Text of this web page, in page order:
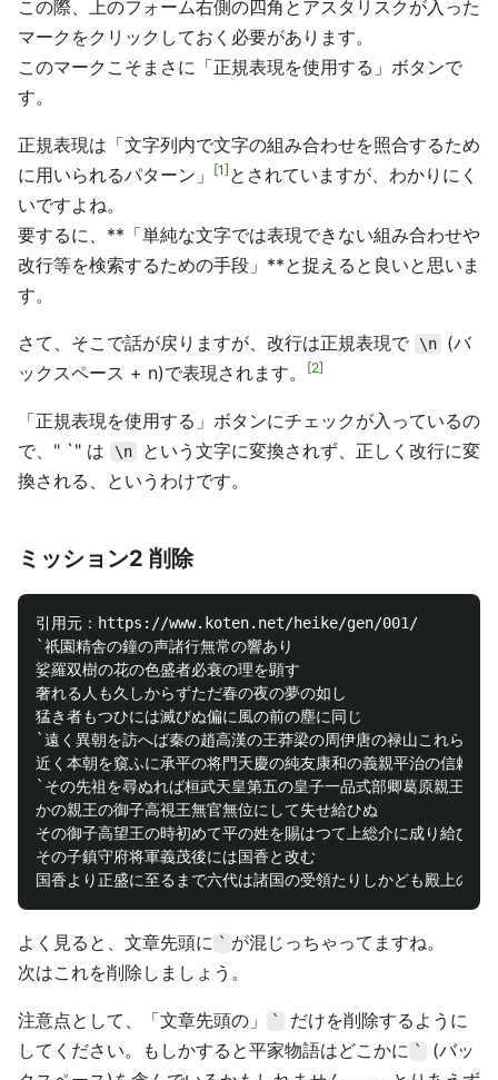
この際、上のフォーム右側の四角とアスタリスクが入った
マークをクリックしておく必要があります。
このマークこそまさに「正規表現を使用する」ボタンで
す。
正規表現は「文字列内で文字の組み合わせを照合するため
に用いられるパターン」
1 とされていますが、わかりにく
いですよね。
要するに、**「単純な文字では表現できない組み合わせや
改行等を検索するための手段」**と捉えると良いと思いま
す。
さて、そこで話が戻りますが、改行は正規表現で \n
(バ
ックスペース + n)で表現されます。
2
「正規表現を使用する」ボタンにチェックが入っているの
で、" `" は
\n
という文字に変換されず、正しく改行に変
換される、というわけです。
ミッション2 削除
引用元：https://www.koten.net/heike/gen/001/
`祇園精舎の鐘の声諸行無常の響あり
娑羅双樹の花の色盛者必衰の理を顕す
奢れる人も久しからずただ春の夜の夢の如し
猛き者もつひには滅びぬ偏に風の前の塵に同じ
`遠く異朝を訪へば秦の趙高漢の王莽梁の周伊唐の禄山これらは
近く本朝を窺ふに承平の将門天慶の純友康和の義親平治の信頼
`その先祖を尋ぬれば桓武天皇第五の皇子一品式部卿葛原親王九
かの親王の御子高視王無官無位にして失せ給ひぬ
その御子高望王の時初めて平の姓を賜はつて上総介に成り給ひし
その子鎮守府将軍義茂後には国香と改む
よく見ると、文章先頭に ` が混じっちゃってますね。
次はこれを削除しましょう。
注意点として、「文章先頭の」 `
だけを削除するように
してください。もしかすると平家物語はどこかに `
(バッ